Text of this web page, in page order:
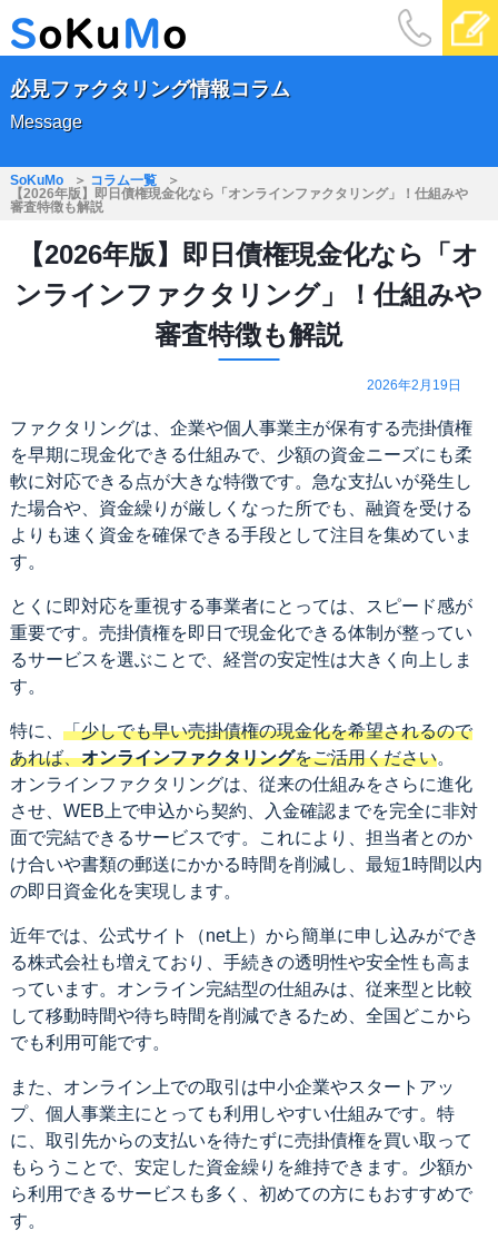
必見ファクタリング情報コラム
Message
SoKuMo
コラム一覧
【2026年版】即日債権現金化なら「オンラインファクタリング」！仕組みや
審査特徴も解説
【2026年版】即日債権現金化なら「オ
ンラインファクタリング」！仕組みや
審査特徴も解説
2026年2月19日
ファクタリングは、企業や個人事業主が保有する売掛債権
を早期に現金化できる仕組みで、少額の資金ニーズにも柔
軟に対応できる点が大きな特徴です。急な支払いが発生し
た場合や、資金繰りが厳しくなった所でも、融資を受ける
よりも速く資金を確保できる手段として注目を集めていま
す。
とくに即対応を重視する事業者にとっては、スピード感が
重要です。売掛債権を即日で現金化できる体制が整ってい
るサービスを選ぶことで、経営の安定性は大きく向上しま
す。
特に、 「少しでも早い売掛債権の現金化を希望されるので
あれば、オンラインファクタリングをご活用ください。
オンラインファクタリングは、従来の仕組みをさらに進化
させ、WEB上で申込から契約、入金確認までを完全に非対
面で完結できるサービスです。これにより、担当者とのか
け合いや書類の郵送にかかる時間を削減し、最短1時間以内
の即日資金化を実現します。
近年では、公式サイト（net上）から簡単に申し込みができ
る株式会社も増えており、手続きの透明性や安全性も高ま
っています。オンライン完結型の仕組みは、従来型と比較
して移動時間や待ち時間を削減できるため、全国どこから
でも利用可能です。
また、オンライン上での取引は中小企業やスタートアッ
プ、個人事業主にとっても利用しやすい仕組みです。特
に、取引先からの支払いを待たずに売掛債権を買い取って
もらうことで、安定した資金繰りを維持できます。少額か
ら利用できるサービスも多く、初めての方にもおすすめで
す。